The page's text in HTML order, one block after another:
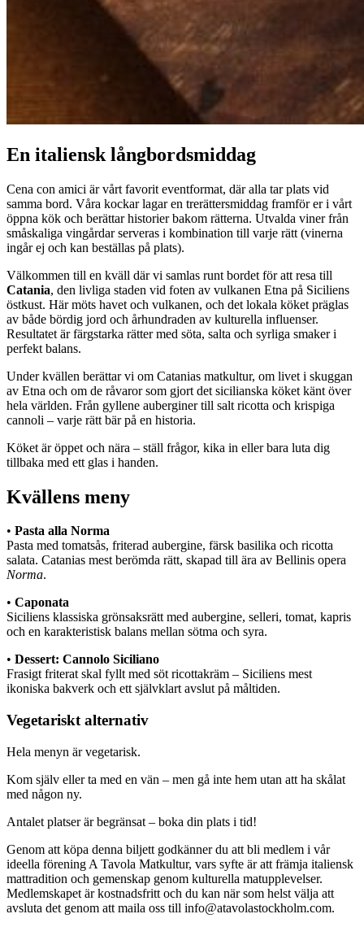
En italiensk långbordsmiddag
Cena con amici är vårt favorit eventformat, där alla tar plats vid
samma bord. Våra kockar lagar en trerättersmiddag framför er i vårt
öppna kök och berättar historier bakom rätterna. Utvalda viner från
småskaliga vingårdar serveras i kombination till varje rätt (vinerna
ingår ej och kan beställas på plats).
Välkommen till en kväll där vi samlas runt bordet för att resa till
Catania, den livliga staden vid foten av vulkanen Etna på Siciliens
östkust. Här möts havet och vulkanen, och det lokala köket präglas
av både bördig jord och århundraden av kulturella influenser.
Resultatet är färgstarka rätter med söta, salta och syrliga smaker i
perfekt balans.
Under kvällen berättar vi om Catanias matkultur, om livet i skuggan
av Etna och om de råvaror som gjort det sicilianska köket känt över
hela världen. Från gyllene auberginer till salt ricotta och krispiga
cannoli – varje rätt bär på en historia.
Köket är öppet och nära – ställ frågor, kika in eller bara luta dig
tillbaka med ett glas i handen.
Kvällens meny
• Pasta alla Norma
Pasta med tomatsås, friterad aubergine, färsk basilika och ricotta
salata. Catanias mest berömda rätt, skapad till ära av Bellinis opera
Norma.
• Caponata
Siciliens klassiska grönsaksrätt med aubergine, selleri, tomat, kapris
och en karakteristisk balans mellan sötma och syra.
• Dessert: Cannolo Siciliano
Frasigt friterat skal fyllt med söt ricottakräm – Siciliens mest
ikoniska bakverk och ett självklart avslut på måltiden.
Vegetariskt alternativ
Hela menyn är vegetarisk.
Kom själv eller ta med en vän – men gå inte hem utan att ha skålat
med någon ny.
Antalet platser är begränsat – boka din plats i tid!
Genom att köpa denna biljett godkänner du att bli medlem i vår
ideella förening A Tavola Matkultur, vars syfte är att främja italiensk
mattradition och gemenskap genom kulturella matupplevelser.
Medlemskapet är kostnadsfritt och du kan när som helst välja att
avsluta det genom att maila oss till info@atavolastockholm.com.